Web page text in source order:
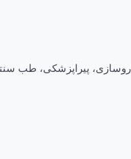
پیراپزشکی، طب